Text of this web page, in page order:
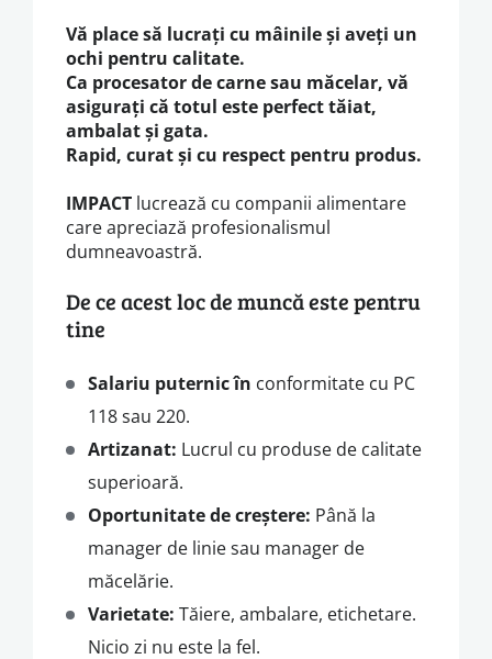
Vă place să lucrați cu mâinile și aveți un
ochi pentru calitate.
Ca procesator de carne sau măcelar, vă
asigurați că totul este perfect tăiat,
ambalat și gata.
Rapid, curat și cu respect pentru produs.
IMPACT lucrează cu companii alimentare
care apreciază profesionalismul
dumneavoastră.
De ce acest loc de muncă este pentru
tine
Salariu puternic în conformitate cu PC
118 sau 220.
Artizanat: Lucrul cu produse de calitate
superioară.
Oportunitate de creștere: Până la
manager de linie sau manager de
măcelărie.
Varietate: Tăiere, ambalare, etichetare.
Nicio zi nu este la fel.